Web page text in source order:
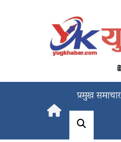
प्रमुख समाचार